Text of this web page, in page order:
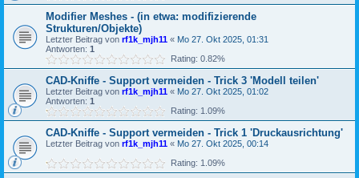
Modifier Meshes - (in etwa: modifizierende
Strukturen/Objekte)
Letzter Beitrag von rf1k_mjh11 « Mo 27. Okt 2025, 01:31
Antworten: 1
Rating: 0.82%
CAD-Kniffe - Support vermeiden - Trick 3 'Modell teilen'
Letzter Beitrag von rf1k_mjh11 « Mo 27. Okt 2025, 01:02
Antworten: 1
Rating: 1.09%
CAD-Kniffe - Support vermeiden - Trick 1 'Druckausrichtung'
Letzter Beitrag von rf1k_mjh11 « Mo 27. Okt 2025, 00:14
Rating: 1.09%